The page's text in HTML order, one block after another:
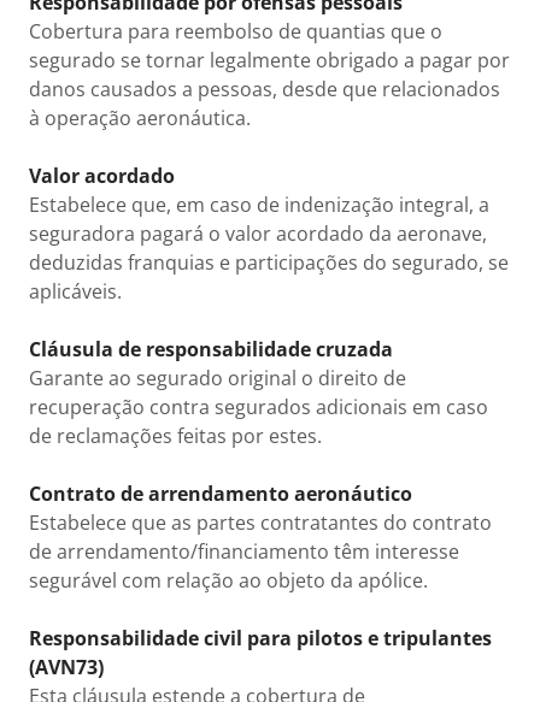
Cobertura para reembolso de quantias que o
segurado se tornar legalmente obrigado a pagar por
danos causados a pessoas, desde que relacionados
à operação aeronáutica.
Valor acordado
Estabelece que, em caso de indenização integral, a
seguradora pagará o valor acordado da aeronave,
deduzidas franquias e participações do segurado, se
aplicáveis.
Cláusula de responsabilidade cruzada
Garante ao segurado original o direito de
recuperação contra segurados adicionais em caso
de reclamações feitas por estes.
Contrato de arrendamento aeronáutico
Estabelece que as partes contratantes do contrato
de arrendamento/financiamento têm interesse
segurável com relação ao objeto da apólice.
Responsabilidade civil para pilotos e tripulantes
(AVN73)
Esta cláusula estende a cobertura de